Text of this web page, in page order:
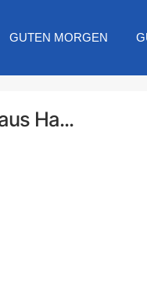
GUTEN MORGEN
Ha...